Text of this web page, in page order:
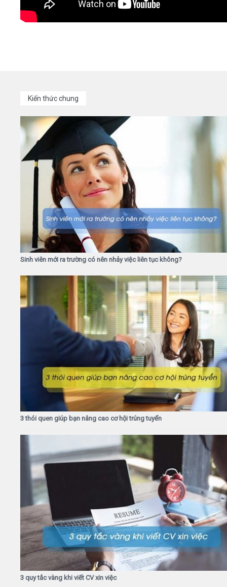
Kiến thức chung
Sinh viên mới ra trường có nên nhảy việc liên tục không?
3 thói quen giúp bạn nâng cao cơ hội trúng tuyển
3 quy tắc vàng khi viết CV xin việc